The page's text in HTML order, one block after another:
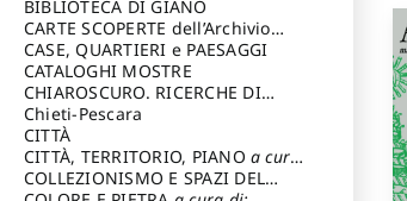
Lionello
BIBLIOTECA DI GIANO
CARTE SCOPERTE dell’Archivio
Storico Capitolino
CASE, QUARTIERI e PAESAGGI
CATALOGHI MOSTRE
CHIAROSCURO. RICERCHE DI
STORIA E STORIA DELL'ARTE
cura di: Di Carpegna Falconieri
Tommaso
Chieti-Pescara
CITTÀ
CITTÀ, TERRITORIO, PIANO a cura
di: Imbesi Giuseppe
COLLEZIONISMO E SPAZI DEL